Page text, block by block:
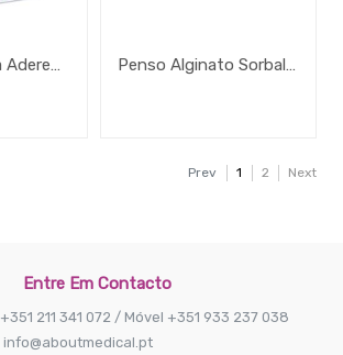
Penso Espuma Aderente Aquacel Ag Foam Penso Alginato Sorbalgon
Prev 1 2 Next
Entre Em Contacto
+351 211 341 072 / Móvel +351 933 237 038
info@aboutmedical.pt